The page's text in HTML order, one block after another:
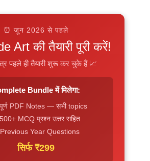
⏰ जून 2026 से पहले
Art की तैयारी पूरी करें!
पहले ही तैयारी शुरू कर चुके हैं 📈
Bundle में मिलेगा:
PDF Notes — सभी topics
MCQ प्रश्न उत्तर सहित
Year Questions
सिर्फ ₹299